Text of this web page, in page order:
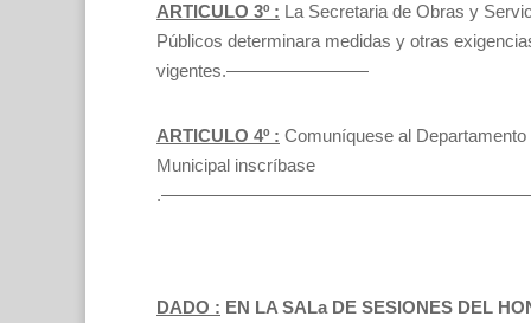
ARTICULO 3º : La Secretaria de Obras y
Públicos determinara medidas y otras
vigentes.————————
ARTICULO 4º : Comuníquese al
Municipal inscríbase
DADO : EN LA SALa DE SESIONES DEL